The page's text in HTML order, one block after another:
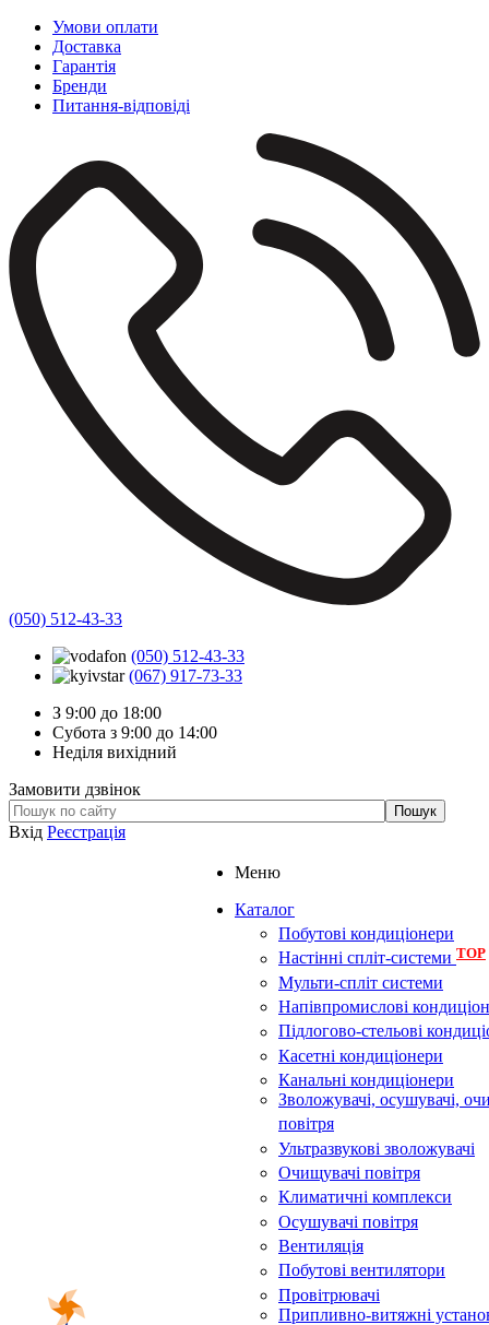
Умови оплати
Доставка
Гарантія
Бренди
Питання-відповіді
(050) 512-43-33
(050) 512-43-33
(067) 917-73-33
З 9:00 до 18:00
Субота з 9:00 до 14:00
Неділя вихідний
Замовити дзвінок
Вхід Реєстрація
Меню
Каталог
Побутові кондиціонери
Настінні спліт-системи TOP
Мульти-спліт системи
Напівпромислові
Підлогово-стельові
Касетні кондиціонери
Канальні кондиціонери
Зволожувачі, осушувачі,
повітря
Ультразвукові зволожувачі
Очищувачі повітря
Климатичні комплекси
Осушувачі повітря
Вентиляція
Побутові вентилятори
Провітрювачі
Припливно-витяжні